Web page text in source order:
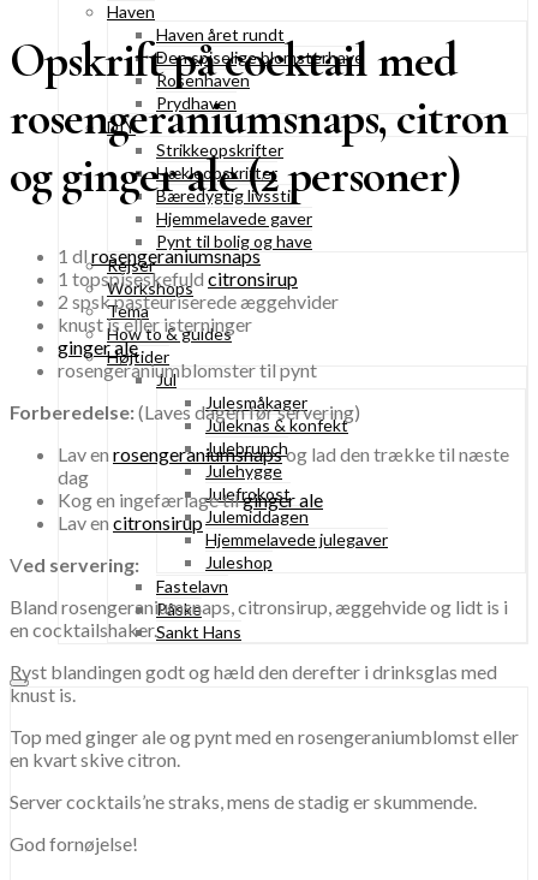
Haven
Haven året rundt
Den spiselige blomsterhave
Rosenhaven
Prydhaven
DIY
Strikkeopskrifter
Hækleopskrifter
Bæredygtig livsstil
Hjemmelavede gaver
Pynt til bolig og have
Rejser
Workshops
Tema
How to & guides
Højtider
Jul
Julesmåkager
Juleknas & konfekt
Julebrunch
Julehygge
Julefrokost
Julemiddagen
Hjemmelavede julegaver
Juleshop
Fastelavn
Påske
Sankt Hans
Opskrift på cocktail med
rosengeraniumsnaps, citron
og ginger ale (2 personer)
1 dl rosengeraniumsnaps
1 topspiseskefuld citronsirup
2 spsk pasteuriserede æggehvider
knust is eller isterninger
ginger ale
rosengeraniumblomster til pynt
Forberedelse:(Laves dagen før servering)
Lav en rosengeraniumsnapsog lad den trække til næste
dag
Kog en ingefærlage tilginger ale
Lav en citronsirup
Ved servering:
Bland rosengeraniumsnaps, citronsirup, æggehvide og lidt is i
en cocktailshaker.
Ryst blandingen godt og hæld den derefter i drinksglas med
knust is.
Top med ginger ale og pynt med en rosengeraniumblomst eller
en kvart skive citron.
Server cocktails’ne straks, mens de stadig er skummende.
God fornøjelse!